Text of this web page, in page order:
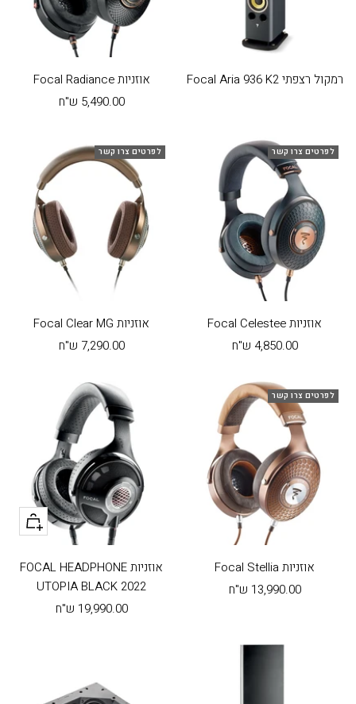
רמקול רצפתי Focal Aria 936 K2
אוזניות Focal Radiance
מחיר
5,490.00 ש"ח
לפרטים צרו קשר
אוזניות Focal Celestee
מחיר
4,850.00 ש"ח
לפרטים צרו קשר
אוזניות Focal Clear MG
מחיר
7,290.00 ש"ח
לפרטים צרו קשר
אוזניות Focal Stellia
מחיר
13,990.00 ש"ח
+
הוסף
לעגלה
אוזניות FOCAL HEADPHONE
UTOPIA BLACK 2022
מחיר
19,990.00 ש"ח